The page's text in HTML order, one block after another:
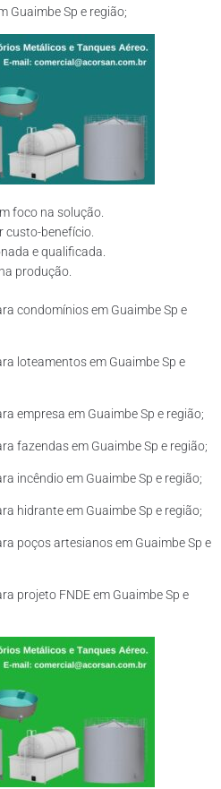
Guaimbe Sp e região;
foco na solução.
custo-benefício.
e qualificada.
produção.
condomínios em Guaimbe Sp e
loteamentos em Guaimbe Sp e
empresa em Guaimbe Sp e região;
fazendas em Guaimbe Sp e região;
incêndio em Guaimbe Sp e região;
hidrante em Guaimbe Sp e região;
poços artesianos em Guaimbe Sp e
projeto FNDE em Guaimbe Sp e